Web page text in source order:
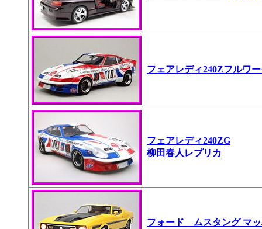
フェアレディ240Zフルワ
フェアレディ240ZG
柳田春人レプリカ
フォード ムスタング マ